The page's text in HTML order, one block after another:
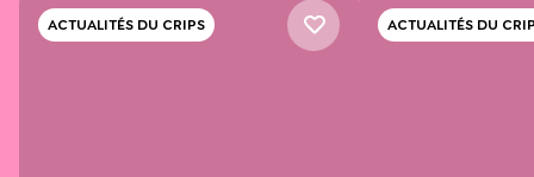
ACTUALITÉS DU CRIPS ACTUALITÉS DU